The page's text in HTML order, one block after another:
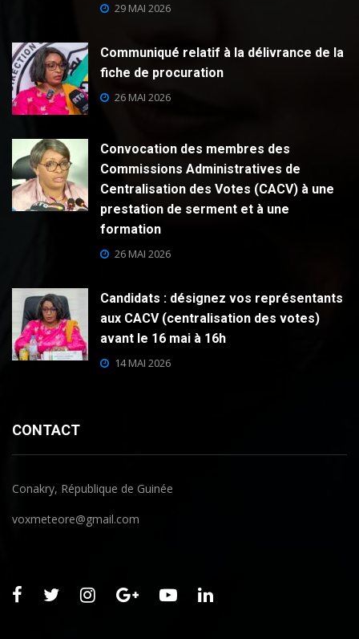
29 MAI 2026
Communiqué relatif à la délivrance de la
fiche de procuration
26 MAI 2026
Convocation des membres des
Commissions Administratives de
Centralisation des Votes (CACV) à une
prestation de serment et à une
formation
26 MAI 2026
Candidats : désignez vos représentants
aux CACV (centralisation des votes)
avant le 16 mai à 16h
14 MAI 2026
CONTACT
Conakry, République de Guinée
voxmeteore@gmail.com